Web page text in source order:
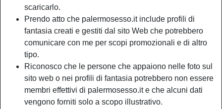
scaricarlo.
Prendo atto che palermosesso.it include profili di
fantasia creati e gestiti dal sito Web che potrebbero
comunicare con me per scopi promozionali e di altro
tipo.
Riconosco che le persone che appaiono nelle foto sul
sito web o nei profili di fantasia potrebbero non essere
membri effettivi di palermosesso.it e che alcuni dati
vengono forniti solo a scopo illustrativo.
Sessualità:
Relazione:
Single
Colore dei capelli:
Scuro
Colore degli occhi:
Verde
Depilata:
Sì
Descrizione